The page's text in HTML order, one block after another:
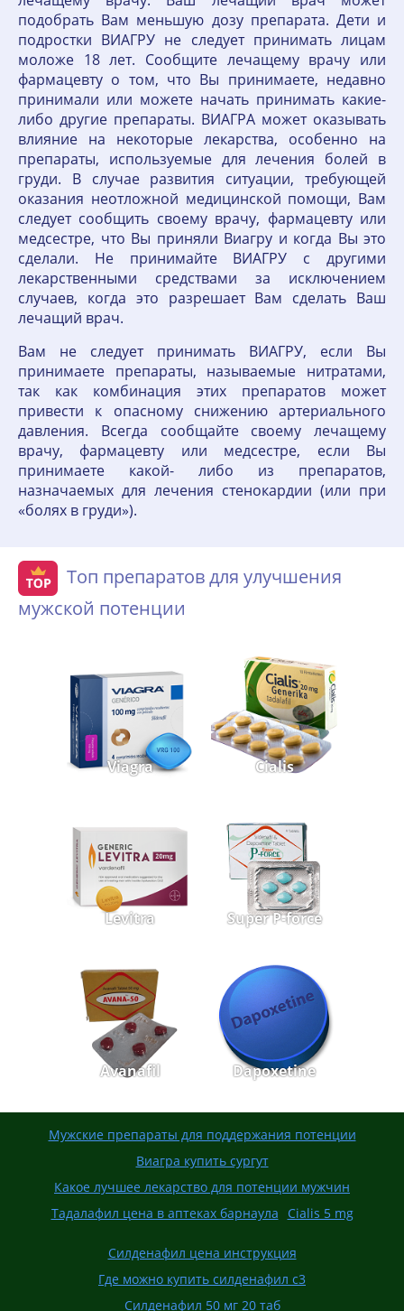
подобрать Вам меньшую дозу препарата. Дети и
подростки ВИАГРУ не следует принимать лицам
моложе 18 лет. Сообщите лечащему врачу или
фармацевту о том, что Вы принимаете, недавно
принимали или можете начать принимать какие-
либо другие препараты. ВИАГРА может оказывать
влияние на некоторые лекарства, особенно на
препараты, используемые для лечения болей в
груди. В случае развития ситуации, требующей
оказания неотложной медицинской помощи, Вам
следует сообщить своему врачу, фармацевту или
медсестре, что Вы приняли Виагру и когда Вы это
сделали. Не принимайте ВИАГРУ с другими
лекарственными средствами за исключением
случаев, когда это разрешает Вам сделать Ваш
лечащий врач.
Вам не следует принимать ВИАГРУ, если Вы
принимаете препараты, называемые нитратами,
так как комбинация этих препаратов может
привести к опасному снижению артериального
давления. Всегда сообщайте своему лечащему
врачу, фармацевту или медсестре, если Вы
принимаете какой- либо из препаратов,
назначаемых для лечения стенокардии (или при
«болях в груди»).
Топ препаратов для улучшения
мужской потенции
Viagra Cialis
Levitra Super P-force
Avanafil Dapoxetine
Мужские препараты для поддержания потенции
Виагра купить сургут
Какое лучшее лекарство для потенции мужчин
Тадалафил цена в аптеках барнаула Cialis 5 mg
Силденафил цена инструкция
Где можно купить силденафил с3
Силденафил 50 мг 20 таб